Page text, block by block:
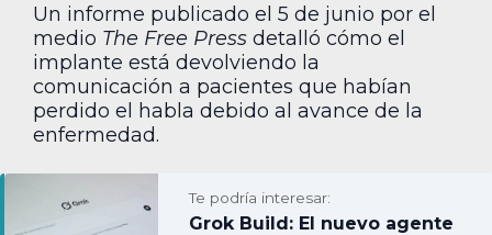
Un informe publicado el 5 de junio por el
medio The Free Press detalló cómo el
implante está devolviendo la
comunicación a pacientes que habían
perdido el habla debido al avance de la
enfermedad.
Te podría interesar:
Grok Build: El nuevo agente